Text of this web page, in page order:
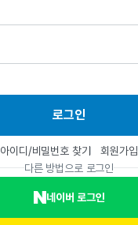
로그인
아이디/비밀번호 찾기
회원가입
다른 방법으로 로그인
네이버 로그인